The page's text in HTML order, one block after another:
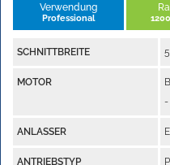
Verwendung
Professional
SCHNITTBREITE
MOTOR
-
ANLASSER
ANTRIEBSTYP